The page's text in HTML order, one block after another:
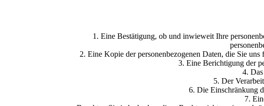
1. Eine Bestätigung, ob und inwieweit Ihre
2. Eine Kopie der personenbezogenen Daten, die Sie
3. Eine Berichtigung der
4.
5. Der
6. Die Einschränkung
7.